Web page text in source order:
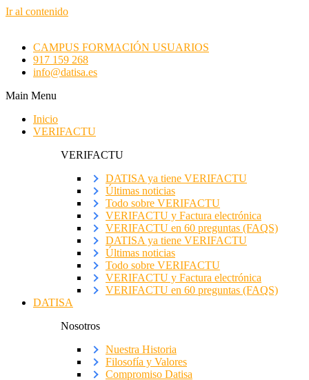
Ir al contenido
CAMPUS FORMACIÓN USUARIOS
917 159 268
info@datisa.es
Main Menu
Inicio
VERIFACTU
VERIFACTU
DATISA ya tiene VERIFACTU
Últimas noticias
Todo sobre VERIFACTU
VERIFACTU y Factura electrónica
VERIFACTU en 60 preguntas (FAQS)
DATISA ya tiene VERIFACTU
Últimas noticias
Todo sobre VERIFACTU
VERIFACTU y Factura electrónica
VERIFACTU en 60 preguntas (FAQS)
DATISA
Nosotros
Nuestra Historia
Filosofía y Valores
Compromiso Datisa